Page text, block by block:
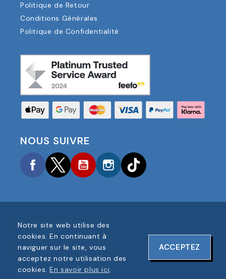
Politique de Retour
Conditions Générales
Politique de Confidentialité
NOUS SUIVRE
FacebookTwitterYouTubeInstagram
COPYRIGHT © 2025 FOOTBALL AMERICA UK TOUS
DROITS RÉSERVÉS
NUMÉRO D'ENREGISTREMENT DE L'ENTREPRISE :
06354287
CONCEPTION DU SITE WEB PAR
Notre site web utilise des
cookies. En continuant à
naviguer sur le site, vous
acceptez notre utilisation des
cookies.En savoir plus ici.
ACCEPTEZ